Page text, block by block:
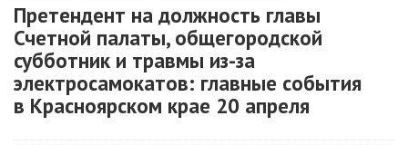
Претендент на должность главы
Счетной палаты, общегородской
субботник и травмы из-за
электросамокатов: главные события
в Красноярском крае 20 апреля